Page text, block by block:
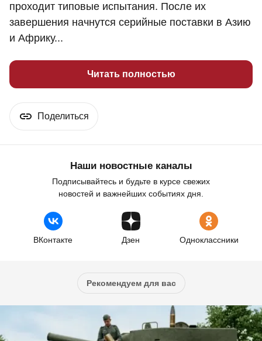
проходит типовые испытания. После их
завершения начнутся серийные поставки в Азию
и Африку...
Читать полностью
Поделиться
Наши новостные каналы
Подписывайтесь и будьте в курсе свежих
новостей и важнейших событиях дня.
ВКонтакте Дзен Одноклассники
Рекомендуем для вас